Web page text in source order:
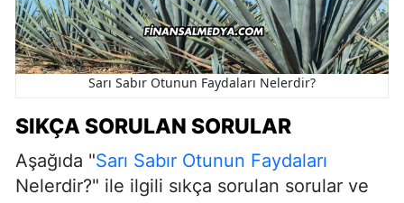
Sarı Sabır Otunun Faydaları Nelerdir?
SIKÇA SORULAN SORULAR
Aşağıda "Sarı Sabır Otunun Faydaları
Nelerdir?" ile ilgili sıkça sorulan sorular ve